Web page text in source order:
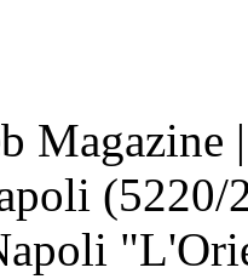
Magazine